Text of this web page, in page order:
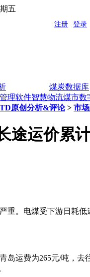
五
煤炭数据库
理软件智慧物流煤市数
原创分析&评论> 市
途运价累
重。电煤受下游日耗
运费为265元/吨，去